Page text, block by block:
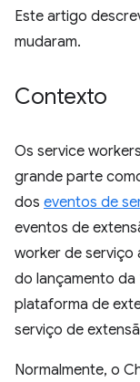
Este artigo
mudaram.
Contexto
Os service
grande parte
dos eventos de
eventos de
worker de serviço
do lançamento da
plataforma de
serviço de
Normalmente, o